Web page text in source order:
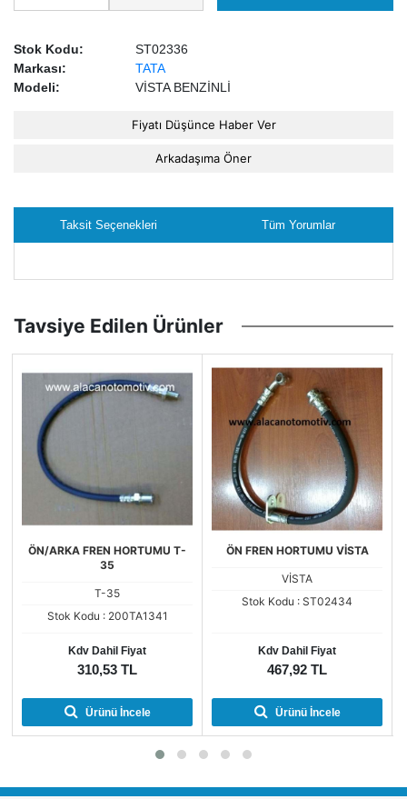
Stok Kodu:
ST02336
Markası:
TATA
Modeli:
VİSTA BENZİNLİ
Fiyatı Düşünce Haber Ver
Arkadaşıma Öner
Taksit Seçenekleri Tüm Yorumlar
Tavsiye Edilen Ürünler
ÖN/ARKA FREN HORTUMU T-
35
T-35
Stok Kodu : 200TA1341
Kdv Dahil Fiyat
310,53 TL
Ürünü İncele
ÖN FREN HORTUMU VİSTA
VİSTA
Stok Kodu : ST02434
Kdv Dahil Fiyat
467,92 TL
Ürünü İncele